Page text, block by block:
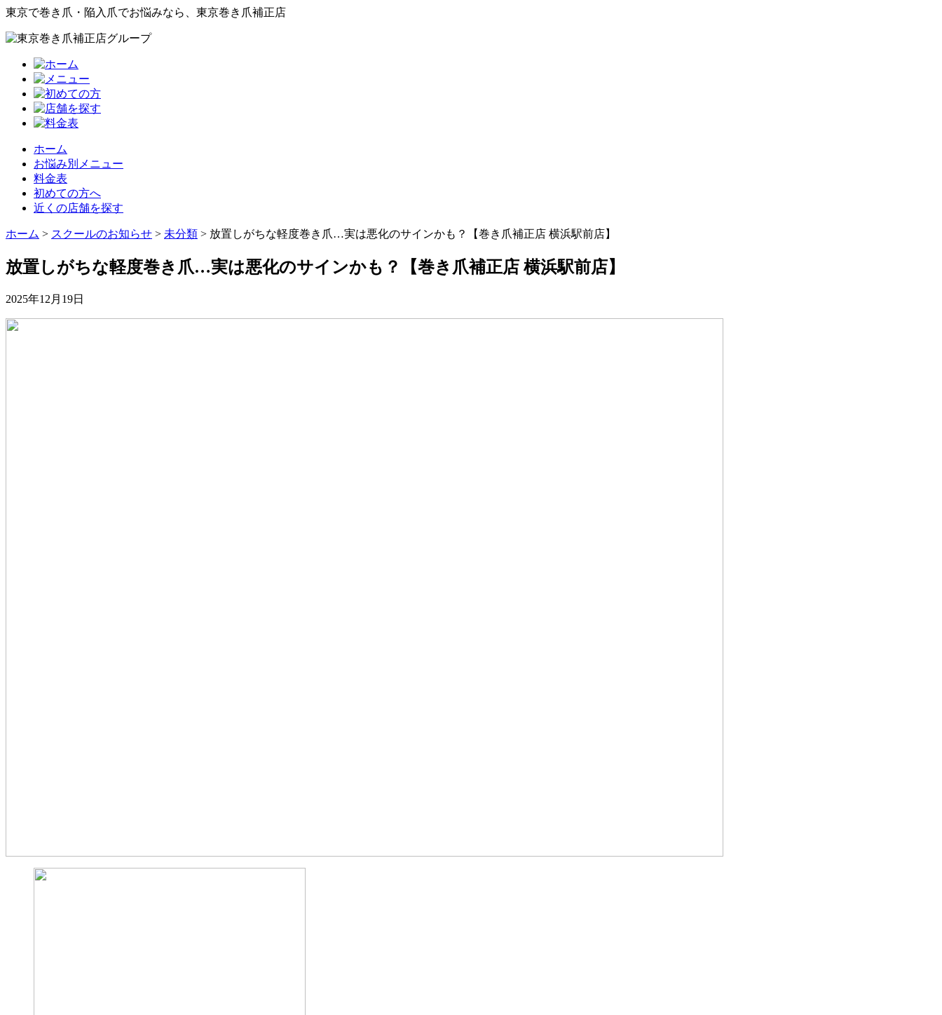
東京で巻き爪・陥入爪でお悩みなら、東京巻き爪補正店
ホーム
お悩み別メニュー
料金表
初めての方へ
近くの店舗を探す
ホーム > スクールのお知らせ > 未分類 > 放置しがちな軽度巻き爪…実は悪化のサインかも？【巻き爪補正店 横浜駅前店】
放置しがちな軽度巻き爪…実は悪化のサインかも？【巻き爪補正店 横浜駅前店】
2025年12月19日